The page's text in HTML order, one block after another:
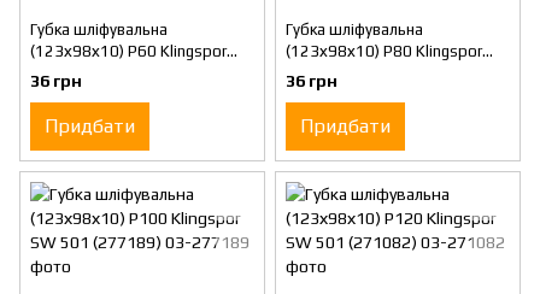
Губка шліфувальна
(123х98х10) P60 Klingspor
SW 501 (271080)
36 грн
Придбати
Губка шліфувальна
(123х98х10) P80 Klingspor
SW 501 (271081)
36 грн
Придбати